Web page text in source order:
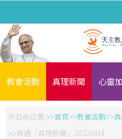
教會活動 真理新聞 心靈
你目前位置: 首頁 教會活動
每週「真理新聞」20220114